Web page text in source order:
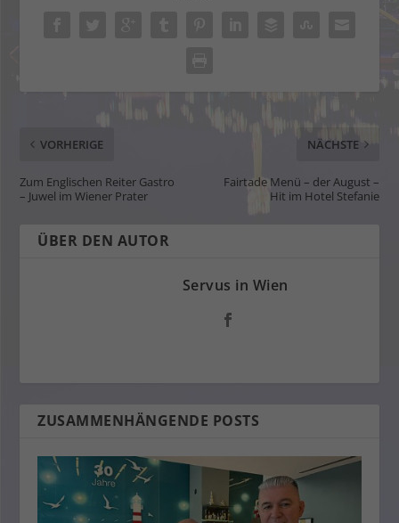
VORHERIGE
Zum Englischen Reiter Gastro
– Juwel im Wiener Prater
NÄCHSTE
Fairtade Menü – der August –
Hit im Hotel Stefanie
ÜBER DEN AUTOR
Servus in Wien
ZUSAMMENHÄNGENDE POSTS